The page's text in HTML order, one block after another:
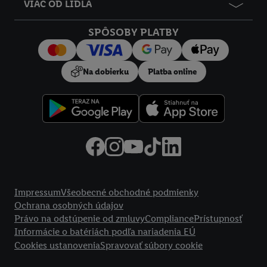
VIAC OD LIDLA
SPÔSOBY PLATBY
Na dobierku Platba online
ImpressumVšeobecné obchodné podmienky
Ochrana osobných údajov
Právo na odstúpenie od zmluvyCompliancePrístupnosť
Informácie o batériách podľa nariadenia EÚ
Cookies ustanoveniaSpravovať súbory cookie
používanie potrebných technológií. Kliknutím na "
vyjadríte súhlas so spracúvaním na všetky vyššie uvedené účely.
Ďalšie informácie vrátane informácií o dobe uchovávania
údajov a Vašom práve kedykoľvek odvolať súhlas s účinnosťou
Imprint nájdete tu.